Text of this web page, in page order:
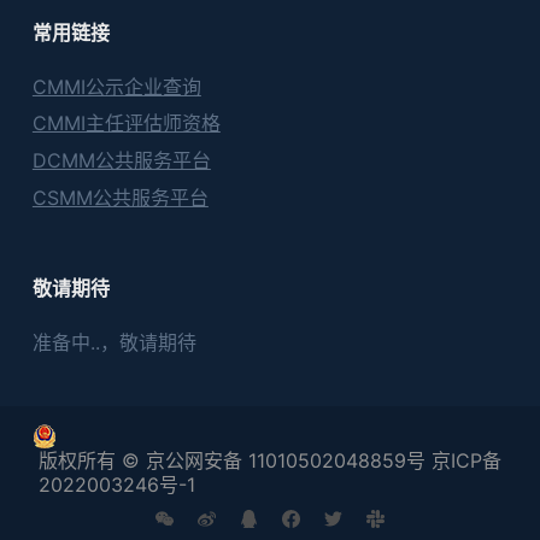
常用链接
CMMI公示企业查询
CMMI主任评估师资格
DCMM公共服务平台
CSMM公共服务平台
敬请期待
准备中..，敬请期待
版权所有 © 京公网安备 11010502048859号 京ICP备
2022003246号-1